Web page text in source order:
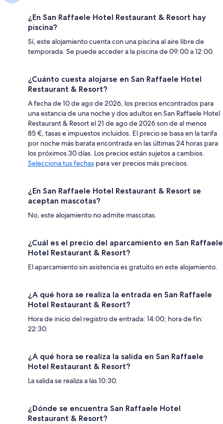
¿En San Raffaele Hotel Restaurant & Resort hay
piscina?
Sí, este alojamiento cuenta con una piscina al aire libre de
temporada. Se puede acceder a la piscina de 09:00 a 12:00.
¿Cuánto cuesta alojarse en San Raffaele Hotel
Restaurant & Resort?
A fecha de 10 de ago de 2026, los precios encontrados para
una estancia de una noche y dos adultos en San Raffaele Hotel
Restaurant & Resort el 21 de ago de 2026 son de al menos
85 €, tasas e impuestos incluidos. El precio se basa en la tarifa
por noche más barata encontrada en las últimas 24 horas para
los próximos 30 días. Los precios están sujetos a cambios.
Selecciona tus fechas para ver precios más precisos.
¿En San Raffaele Hotel Restaurant & Resort se
aceptan mascotas?
No, este alojamiento no admite mascotas.
¿Cuál es el precio del aparcamiento en San Raffaele
Hotel Restaurant & Resort?
El aparcamiento sin asistencia es gratuito en este alojamiento.
¿A qué hora se realiza la entrada en San Raffaele
Hotel Restaurant & Resort?
Hora de inicio del registro de entrada: 14:00; hora de fin:
22:30.
¿A qué hora se realiza la salida en San Raffaele
Hotel Restaurant & Resort?
La salida se realiza a las 10:30.
¿Dónde se encuentra San Raffaele Hotel
Restaurant & Resort?